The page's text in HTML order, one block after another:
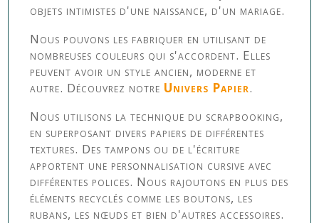
objets intimistes d'une naissance, d'un mariage.
Nous pouvons les fabriquer en utilisant de
nombreuses couleurs qui s'accordent. Elles
peuvent avoir un style ancien, moderne et
autre. Découvrez notre Univers Papier.
Nous utilisons la technique du scrapbooking,
en superposant divers papiers de différentes
textures. Des tampons ou de l'écriture
apportent une personnalisation cursive avec
différentes polices. Nous rajoutons en plus des
éléments recyclés comme les boutons, les
rubans, les nœuds et bien d'autres accessoires.